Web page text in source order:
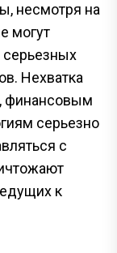
несмотря на
могут
серьезных
Нехватка
финансовым
серьезно
с
к